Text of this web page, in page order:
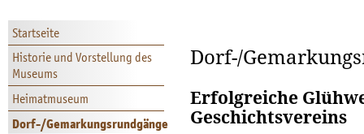
Startseite
Historie und Vorstellung des
Museums
Heimatmuseum
Dorf-/Gemarkungsrundgänge
Dorf-/
Erfolgreiche
Geschichtsvereins